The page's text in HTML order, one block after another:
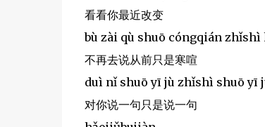
看看你最近改变
bù zài qù shuō cóngqián zhǐshì
不再去说从前只是寒喧
duì nǐ shuō yī jù zhǐshì shuō yī
对你说一句只是说一句